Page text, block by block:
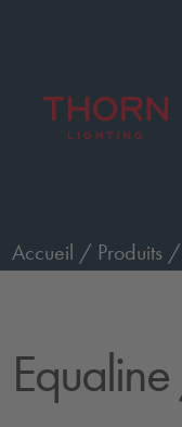
Accueil / Produits /
Equaline